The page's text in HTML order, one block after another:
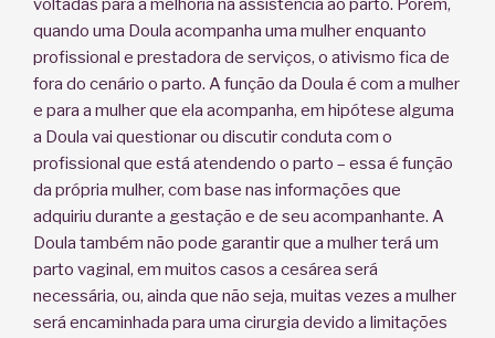
voltadas para a melhoria na assistência ao parto. Porém,
quando uma Doula acompanha uma mulher enquanto
profissional e prestadora de serviços, o ativismo fica de
fora do cenário o parto. A função da Doula é com a mulher
e para a mulher que ela acompanha, em hipótese alguma
a Doula vai questionar ou discutir conduta com o
profissional que está atendendo o parto – essa é função
da própria mulher, com base nas informações que
adquiriu durante a gestação e de seu acompanhante. A
Doula também não pode garantir que a mulher terá um
parto vaginal, em muitos casos a cesárea será
necessária, ou, ainda que não seja, muitas vezes a mulher
será encaminhada para uma cirurgia devido a limitações